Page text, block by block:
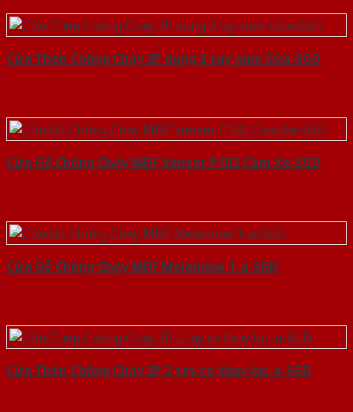
Cửa Thép Chống Cháy 2P dung 2 tay nam Cửa-SGD
Cửa Gỗ Chống Cháy MDF Veneer P1R2 Căm Xe-SGD
Cửa Gỗ Chống Cháy MDF Melamine 1-a-SGD
Cửa Thép Chống Cháy 2P 2 tay co thuy luc-a-SGD